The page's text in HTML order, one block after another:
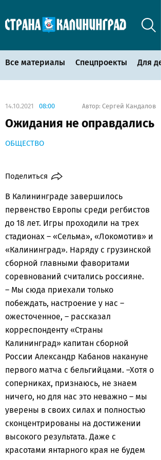
Все материалы Спецпроекты Для
14.10.2021 08:00 Автор: Сергей Кандалов
Ожидания не оправдались
ОБЩЕСТВО
Поделиться
В Калининграде завершилось
первенство Европы среди регбистов
до 18 лет. Игры проходили на трех
стадионах – «Сельма», «Локомотив» и
«Калининград». Наряду с грузинской
сборной главными фаворитами
соревнований считались россияне.
– Мы сюда приехали только
побеждать, настроение у нас –
ожесточенное, – рассказал
корреспонденту «Страны
Калининград» капитан сборной
России Александр Кабанов накануне
первого матча с бельгийцами. –Хотя о
соперниках, признаюсь, не знаем
ничего, но для нас это неважно – мы
уверены в своих силах и полностью
сконцентрированы на достижении
высокого результата. Даже с
красотами янтарного края не будем